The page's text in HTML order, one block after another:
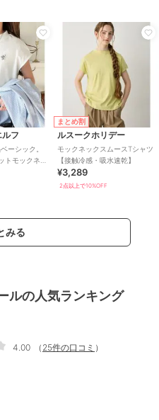
フ
ーシック。
トモックネッ
ツ(刺繍)
まとめ割
ルスークホリデー
モックネックスムースTシャツ
【接触冷感・吸水速乾】
¥3,289
2点以上で10%OFF
みる
ルの人気ランキング
4.00
（ 25件の口コミ ）